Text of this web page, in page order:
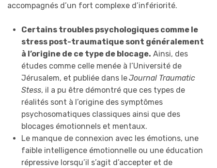
accompagnés d’un fort complexe d’infériorité.
Certains troubles psychologiques comme le
stress post-traumatique sont généralement
à l’origine de ce type de blocage. Ainsi, des
études comme celle menée à l’Université de
Jérusalem, et publiée dans leJournal Traumatic
Stess, il a pu être démontré que ces types de
réalités sont à l’origine des symptômes
psychosomatiques classiques ainsi que des
blocages émotionnels et mentaux.
Le manque de connexion avec les émotions, une
faible intelligence émotionnelle ou une éducation
répressive lorsqu’il s’agit d’accepter et de